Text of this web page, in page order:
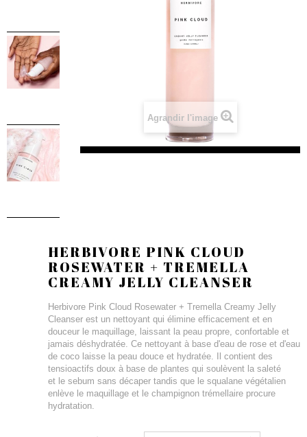
Agrandir l'image
HERBIVORE PINK CLOUD
ROSEWATER + TREMELLA
CREAMY JELLY CLEANSER
Herbivore Pink Cloud Rosewater + Tremella Creamy Jelly
Cleanser est un nettoyant qui élimine efficacement et en
douceur le maquillage, laissant la peau propre, confortable et
jamais déshydratée. Ce nettoyant à base d'eau de rose et d'eau
de coco laisse la peau douce et hydratée. Il contient des
tensioactifs doux à base de plantes qui soulèvent la saleté
et le sebum sans décaper tandis que le squalane végétalien
enlève le maquillage et le champignon trémellaire procure
hydratation.